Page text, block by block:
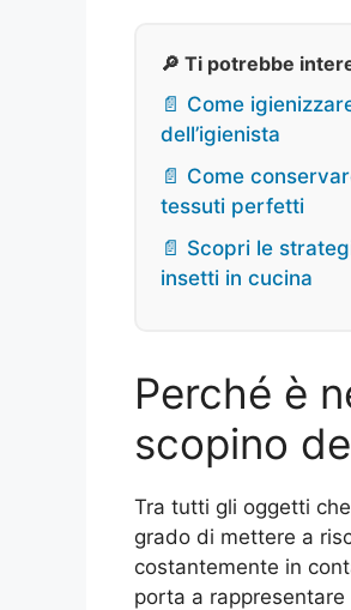
🔎 Ti potrebbe
📄 Come
dell’igienista
📄 Come
tessuti perfetti
📄 Scopri le
insetti in cucina
Perché è
scopino
Tra tutti gli oggetti
grado di mettere a
costantemente in
porta a